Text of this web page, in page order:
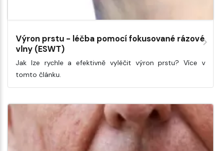
Výron prstu - léčba pomocí fokusované rázové
vlny (ESWT)
Jak lze rychle a efektivně vyléčit výron prstu? Více v
tomto článku.